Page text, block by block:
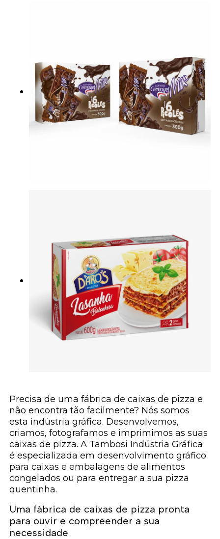
Precisa de uma fábrica de caixas de pizza e
não encontra tão facilmente? Nós somos
esta indústria gráfica. Desenvolvemos,
criamos, fotografamos e imprimimos as suas
caixas de pizza. A Tambosi Indústria Gráfica
é especializada em desenvolvimento gráfico
para caixas e embalagens de alimentos
congelados ou para entregar a sua pizza
quentinha.
Uma fábrica de caixas de pizza pronta
para ouvir e compreender a sua
necessidade